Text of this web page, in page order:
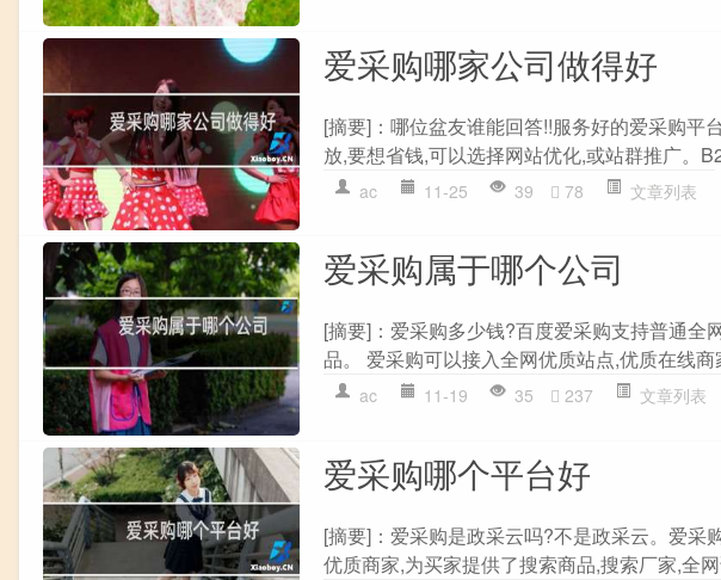
爱采购哪家公司做得好
[摘要]：哪位盆友谁能回答!!服务好的爱采购平
放,要想省钱,可以选择网站优化,或站群推广。
ac 11-25 39 78 文章列表
爱采购属于哪个公司
[摘要]：爱采购多少钱?百度爱采购支持普通
品。 爱采购可以接入全网优质站点,优质在线
ac 11-19 35 237 文章列表
爱采购哪个平台好
[摘要]：爱采购是政采云吗?不是政采云。爱
优质商家,为买家提供了搜索商品,搜索厂家,全